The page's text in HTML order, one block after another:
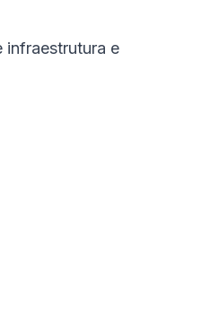
infraestrutura e